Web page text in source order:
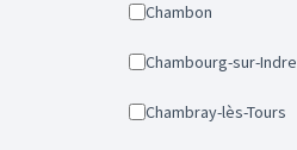
Chambon
Chambourg-sur-Indre
Chambray-lès-Tours